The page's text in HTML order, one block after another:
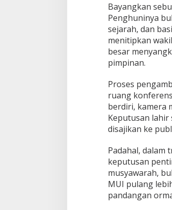
Bayangkan
Penghuninya
sejarah, dan
menitipkan
besar
pimpinan.
Proses
ruang
berdiri, kamera
Keputusan
disajikan ke
Padahal, dalam
keputusan
musyawarah,
MUI pulang
pandangan